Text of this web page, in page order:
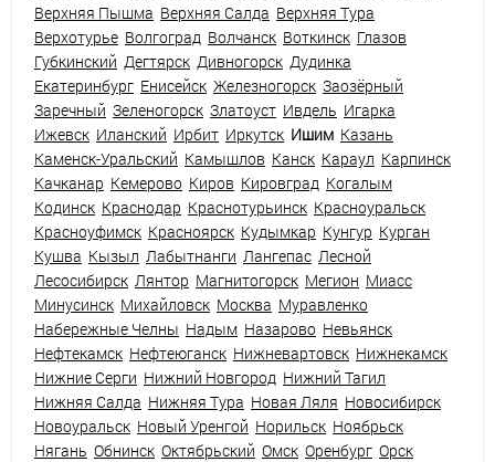
Верхняя Пышма Верхняя Салда Верхняя Тура
Верхотурье Волгоград Волчанск Воткинск Глазов
Губкинский Дегтярск Дивногорск Дудинка
Екатеринбург Енисейск Железногорск Заозёрный
Заречный Зеленогорск Златоуст Ивдель Игарка
Ижевск Иланский Ирбит Иркутск Ишим Казань
Каменск-Уральский Камышлов Канск Караул Карпинск
Качканар Кемерово Киров Кировград Когалым
Кодинск Краснодар Краснотурьинск Красноуральск
Красноуфимск Красноярск Кудымкар Кунгур Курган
Кушва Кызыл Лабытнанги Лангепас Лесной
Лесосибирск Лянтор Магнитогорск Мегион Миасс
Минусинск Михайловск Москва Муравленко
Набережные Челны Надым Назарово Невьянск
Нефтекамск Нефтеюганск Нижневартовск Нижнекамск
Нижние Серги Нижний Новгород Нижний Тагил
Нижняя Салда Нижняя Тура Новая Ляля Новосибирск
Новоуральск Новый Уренгой Норильск Ноябрьск
Нягань Обнинск Октябрьский Омск Оренбург Орск